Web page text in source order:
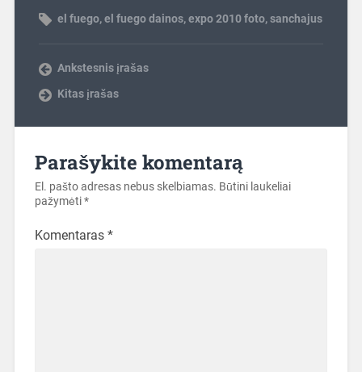
el fuego,el fuego dainos,expo 2010 foto,sanchajus
Ankstesnis įrašas
Kitas įrašas
Parašykite komentarą
El. pašto adresas nebus skelbiamas. Būtini laukeliai
pažymėti*
Komentaras *